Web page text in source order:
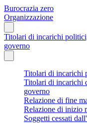
Burocrazia zero
Organizzazione
Titolari di incarichi
governo
Titolari di incarichi
Titolari di incarichi
governo
Relazione di fine
Relazione di inizio
Soggetti cessati